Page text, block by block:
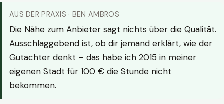
AUS DER PRAXIS · BEN AMBROS
Die Nähe zum Anbieter sagt nichts über die Qualität.
Ausschlaggebend ist, ob dir jemand erklärt, wie der
Gutachter denkt – das habe ich 2015 in meiner
eigenen Stadt für 100 € die Stunde nicht
bekommen.